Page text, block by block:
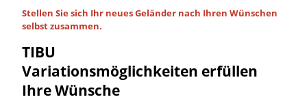
Stellen Sie sich Ihr neues Geländer nach Ihren Wünschen
selbstzusammen.
TIBU
Variationsmöglichkeiten erfüllen
Ihre Wünsche